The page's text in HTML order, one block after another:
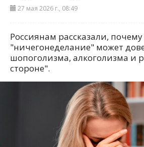
27 мая 2026 г., 08:49
Россиянам рассказали, почему
"ничегонеделание" может
шопоголизма, алкоголизма и
стороне".